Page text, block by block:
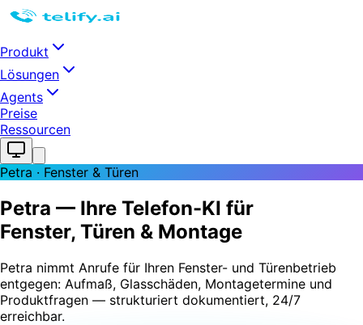
Produkt
Lösungen
Agents
Preise
Ressourcen
Petra · Fenster & Türen
Petra — Ihre Telefon-KI für
Fenster, Türen & Montage
Petra nimmt Anrufe für Ihren Fenster- und Türenbetrieb
entgegen: Aufmaß, Glasschäden, Montagetermine und
Produktfragen — strukturiert dokumentiert, 24/7
erreichbar.